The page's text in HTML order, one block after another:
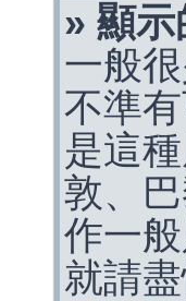
» 顯示
一般
不準
是這
敦、
作一
就請